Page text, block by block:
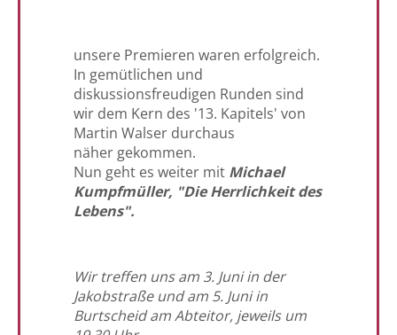
unsere Premieren waren erfolgreich.
In gemütlichen und
diskussionsfreudigen Runden sind
wir dem Kern des '13. Kapitels' von
Martin Walser durchaus
näher gekommen.
Nun geht es weiter mit Michael
Kumpfmüller, "Die Herrlichkeit des
Lebens".
Wir treffen uns am 3. Juni in der
Jakobstraße und am 5. Juni in
Burtscheid am Abteitor, jeweils um